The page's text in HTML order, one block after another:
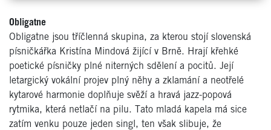
Obligatne
Obligatne jsou tříčlenná skupina, za kterou stojí slovenská
písničkářka Kristína Mindová žijící v Brně. Hrají křehké
poetické písničky plné niterných sdělení a pocitů. Její
letargický vokální projev plný něhy a zklamání a neotřelé
kytarové harmonie doplňuje svěží a hravá jazz-popová
rytmika, která netlačí na pilu. Tato mladá kapela má sice
zatím venku pouze jeden singl, ten však slibuje, že